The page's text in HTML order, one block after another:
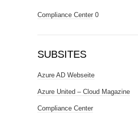
Compliance Center 0
SUBSITES
Azure AD Webseite
Azure United – Cloud Magazine
Compliance Center